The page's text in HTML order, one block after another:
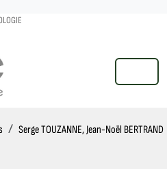
MENU
Serge TOUZANNE, Jean-Noël BERTRAND